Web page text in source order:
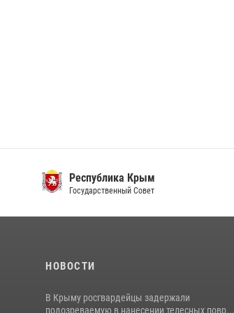
Республика Крым
Государственный Совет
НОВОСТИ
В Крыму росгвардейцы задержали
подозреваемую в нанесении телесных повр...